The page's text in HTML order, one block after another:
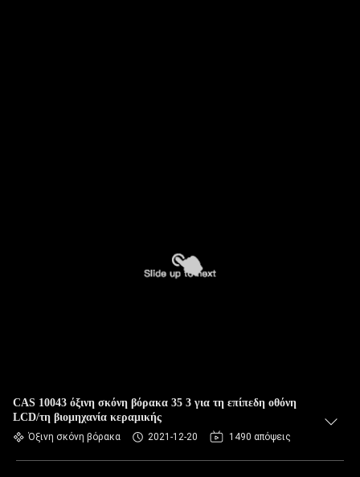
CAS 10043 όξινη σκόνη βόρακα 35 3 για τη επίπεδη οθόνη
LCD/τη βιομηχανία κεραμικής
Όξινη σκόνη βόρακα 2021-12-20 1490 απόψεις